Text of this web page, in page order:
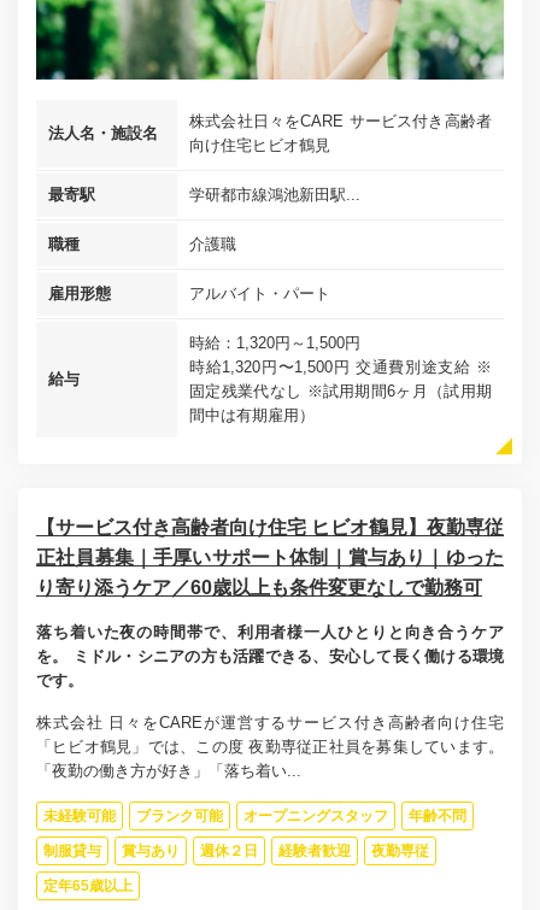
法人名・施設名
株式会社日々をCARE サービス付き高齢者
向け住宅ヒビオ鶴見
最寄駅 学研都市線鴻池新田駅...
職種 介護職
雇用形態 アルバイト・パート
給与
時給：1,320円～1,500円
時給1,320円〜1,500円 交通費別途支給 ※
固定残業代なし ※試用期間6ヶ月（試用期
間中は有期雇用）
【サービス付き高齢者向け住宅 ヒビオ鶴見】夜勤専従
正社員募集｜手厚いサポート体制｜賞与あり｜ゆった
り寄り添うケア／60歳以上も条件変更なしで勤務可
落ち着いた夜の時間帯で、利用者様一人ひとりと向き合うケア
を。 ミドル・シニアの方も活躍できる、安心して長く働ける環境
です。
株式会社 日々をCAREが運営するサービス付き高齢者向け住宅
「ヒビオ鶴見」では、この度 夜勤専従正社員を募集しています。
「夜勤の働き方が好き」「落ち着い...
未経験可能 ブランク可能 オープニングスタッフ 年齢不問
制服貸与 賞与あり 週休２日 経験者歓迎 夜勤専従
定年65歳以上